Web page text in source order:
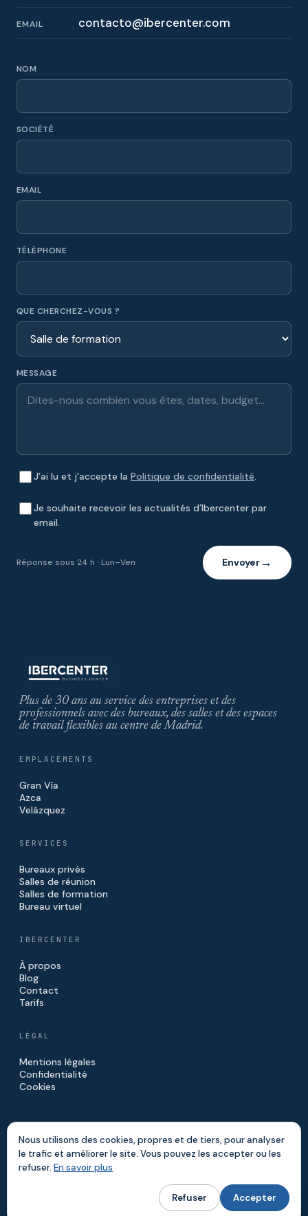
EMAIL contacto@ibercenter.com
NOM
SOCIÉTÉ
EMAIL
TÉLÉPHONE
QUE CHERCHEZ-VOUS ?
MESSAGE
J’ai lu et j’accepte la Politique de confidentialité.
Je souhaite recevoir les actualités d’Ibercenter par
email.
Réponse sous 24 h · Lun–Ven Envoyer→
Plus de 30 ans au service des entreprises et des
professionnels avec des bureaux, des salles et des espaces
de travail flexibles au centre de Madrid.
EMPLACEMENTS
Gran Vía
Azca
Velázquez
SERVICES
Bureaux privés
Salles de réunion
Salles de formation
Bureau virtuel
IBERCENTER
À propos
Blog
Contact
Tarifs
LÉGAL
Mentions légales
Confidentialité
Cookies
© 2026 IBERCENTER · IBERINVE S.L.
Digitalvar DatalvarAI
Nous utilisons des cookies, propres et de tiers, pour analyser
le trafic et améliorer le site. Vous pouvez les accepter ou les
refuser. En savoir plus
Refuser Accepter